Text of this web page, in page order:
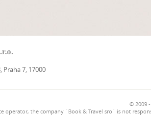
7, 17000
© 2009
operator, the company `Book & Travel sro` is not